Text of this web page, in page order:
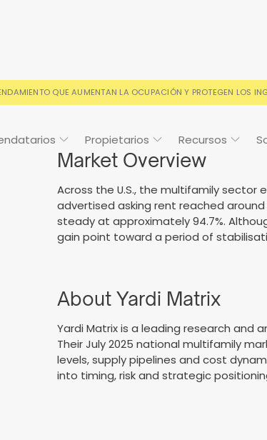
QUE AUMENTAN LA OCUPACIÓN Y PROTEGEN LOS
Propietarios Recursos
Preguntas
Preguntas
Casos de estudio
Calendario de
Market Overview
Across the U.S., the multifamily sector
advertised asking rent reached
steady at approximately 94.7%.
gain point toward a period of
About Yardi Matrix
Yardi Matrix is a leading research and
Their July 2025 national multifamily
levels, supply pipelines and cost
into timing, risk and strategic